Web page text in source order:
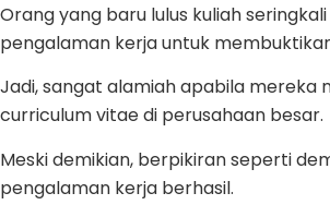
Orang yang baru lulus kuliah
pengalaman kerja untuk
Jadi, sangat alamiah apabila mereka
curriculum vitae di perusahaan besar.
Meski demikian, berpikiran seperti
pengalaman kerja berhasil.